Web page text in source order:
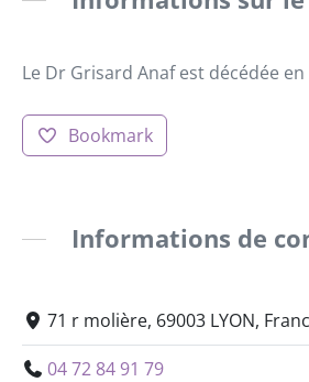
Le Dr Grisard Anaf est décédée
Bookmark
Informations de
71 r molière, 69003 LYON,
04 72 84 91 79